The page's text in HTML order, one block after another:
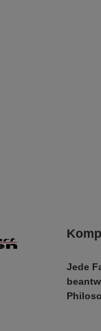
Jede